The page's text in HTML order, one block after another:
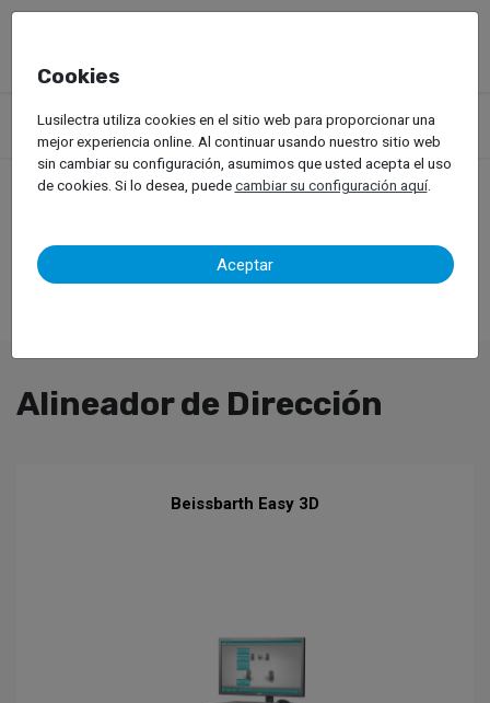
Productos Equipos de Taller
Servicio de llantas
Vehículos Ligeros
Alineador de Dirección
Alineador de Dirección
Beissbarth Easy 3D
Cookies
Lusilectra utiliza cookies en el sitio web para proporcionar una
mejor experiencia online. Al continuar usando nuestro sitio web
sin cambiar su configuración, asumimos que usted acepta el uso
de cookies. Si lo desea, puedecambiar su configuración aquí.
Aceptar